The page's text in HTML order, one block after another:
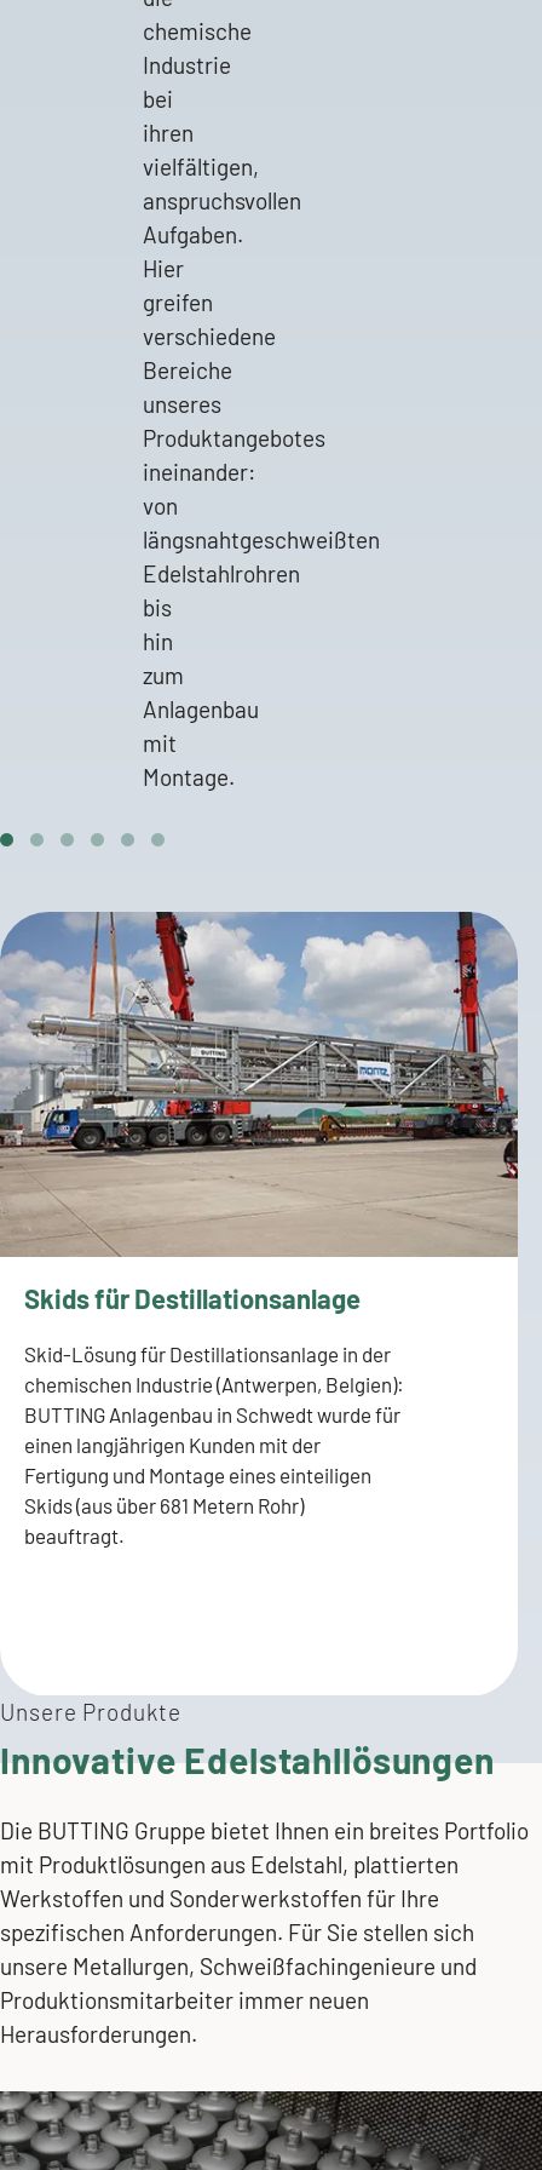
chemische
Industrie
bei
ihren
vielfältigen,
anspruchsvollen
Aufgaben.
Hier
greifen
verschiedene
Bereiche
unseres
Produktangebotes
ineinander:
von
längsnahtgeschweißten
Edelstahlrohren
bis
hin
zum
Anlagenbau
mit
Montage.
Skids für Destillationsanlage
Skid-Lösung für Destillationsanlage in der
chemischen Industrie (Antwerpen, Belgien):
BUTTING Anlagenbau in Schwedt wurde für
einen langjährigen Kunden mit der
Fertigung und Montage eines einteiligen
Skids (aus über 681 Metern Rohr)
beauftragt.
Unsere Produkte
Innovative Edelstahllösungen
Die BUTTING Gruppe bietet Ihnen ein breites Portfolio
mit Produktlösungen aus Edelstahl, plattierten
Werkstoffen und Sonderwerkstoffen für Ihre
spezifischen Anforderungen. Für Sie stellen sich
unsere Metallurgen, Schweißfachingenieure und
Produktionsmitarbeiter immer neuen
Herausforderungen.Kathleen Pengel
Sales Director
Stainless steel welded pipes